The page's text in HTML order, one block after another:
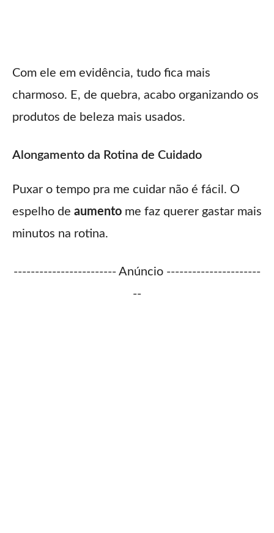
Com ele em evidência, tudo fica mais
charmoso. E, de quebra, acabo organizando os
produtos de beleza mais usados.
Alongamento da Rotina de Cuidado
Puxar o tempo pra me cuidar não é fácil. O
espelho de aumento me faz querer gastar mais
minutos na rotina.
------------------------ Anúncio ----------------------
--